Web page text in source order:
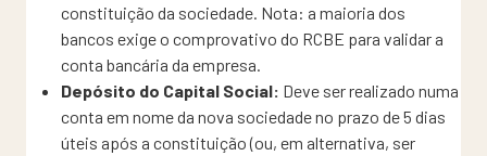
constituição da sociedade. Nota: a maioria dos
bancos exige o comprovativo do RCBE para validar a
conta bancária da empresa.
Depósito do Capital Social: Deve ser realizado numa
conta em nome da nova sociedade no prazo de 5 dias
úteis após a constituição (ou, em alternativa, ser